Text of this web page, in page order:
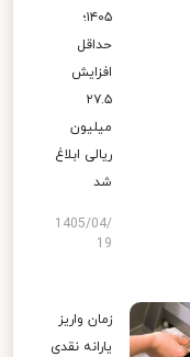
۱۴۰۵؛
حداقل
افزایش
۲۷.۵
میلیون
ریالی ابلاغ
شد
1405/04/
19
زمان واریز
یارانه نقدی